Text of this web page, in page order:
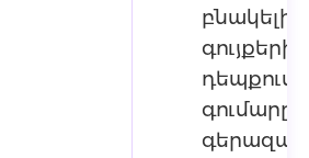
բնակելի
դեպքում,
գումարը